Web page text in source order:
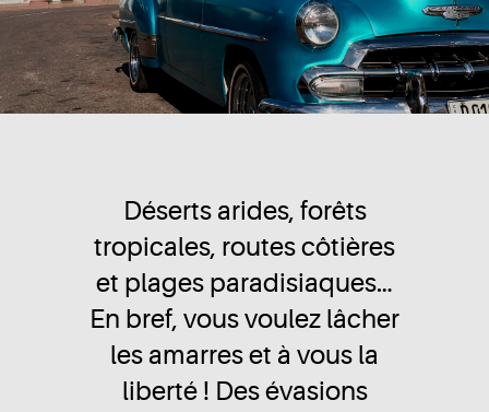
Déserts arides, forêts
tropicales, routes côtières
et plages paradisiaques…
En bref, vous voulez lâcher
les amarres et à vous la
liberté ! Des évasions